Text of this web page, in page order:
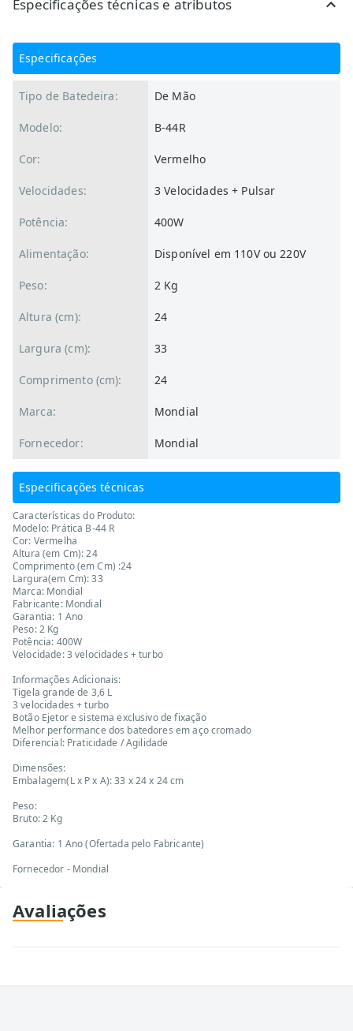
Especificações técnicas e atributos
Especificações
Tipo de Batedeira: De Mão
Modelo: B-44R
Cor: Vermelho
Velocidades: 3 Velocidades + Pulsar
Potência: 400W
Alimentação: Disponível em 110V ou 220V
Peso: 2 Kg
Altura (cm): 24
Largura (cm): 33
Comprimento (cm): 24
Marca: Mondial
Fornecedor: Mondial
Especificações técnicas
Características do Produto:
Modelo: Prática B-44 R
Cor: Vermelha
Altura (em Cm): 24
Comprimento (em Cm) :24
Largura(em Cm): 33
Marca: Mondial
Fabricante: Mondial
Garantia: 1 Ano
Peso: 2 Kg
Potência: 400W
Velocidade: 3 velocidades + turbo
Informações Adicionais:
Tigela grande de 3,6 L
3 velocidades + turbo
Botão Ejetor e sistema exclusivo de fixação
Melhor performance dos batedores em aço cromado
Diferencial: Praticidade / Agilidade
Dimensões:
Embalagem(L x P x A): 33 x 24 x 24 cm
Peso:
Bruto: 2 Kg
Garantia: 1 Ano (Ofertada pelo Fabricante)
Fornecedor - Mondial
Avaliações